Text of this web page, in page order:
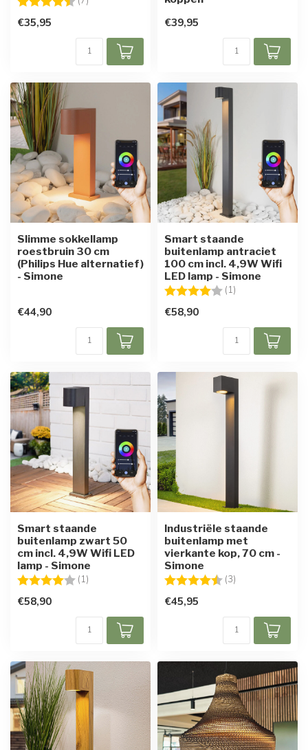
€35,95 €39,95
Slimme sokkellamp
roestbruin 30 cm
(Philips Hue alternatief)
- Simone
€44,90
Smart staande
buitenlamp antraciet
100 cm incl. 4,9W Wifi
LED lamp - Simone
Beoordeling: (1)
€58,90
Smart staande
buitenlamp zwart 50
cm incl. 4,9W Wifi LED
lamp - Simone
Beoordeling: (1)
€58,90
Industriële staande
buitenlamp met
vierkante kop, 70 cm -
Simone
Beoordeling: (3)
€45,95